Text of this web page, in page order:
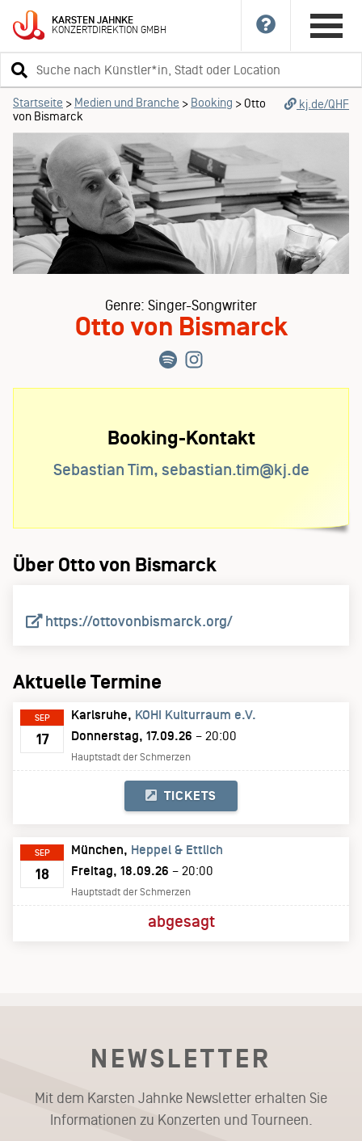
KARSTENJAHNKE
KONZERTDIREKTIONGMBH
Suchbegriff
eingeben
Startseite > Medien und Branche > Booking >Otto
von Bismarck
kj.de/QHF
Genre: Singer-Songwriter
Otto von Bismarck
Booking-Kontakt
Sebastian Tim, sebastian.tim@kj.de
Über Otto von Bismarck
https://ottovonbismarck.org/
Aktuelle Termine
SEP
17
Karlsruhe
KOHI Kulturraum e.V.
Donnerstag, 17.09.26 – 20:00
Hauptstadt der Schmerzen
TICKETS
SEP
18
München
Heppel & Ettlich
Freitag, 18.09.26 – 20:00
Hauptstadt der Schmerzen
abgesagt
NEWSLETTER
Mit dem Karsten Jahnke Newsletter erhalten Sie
Informationen zu Konzerten und Tourneen.